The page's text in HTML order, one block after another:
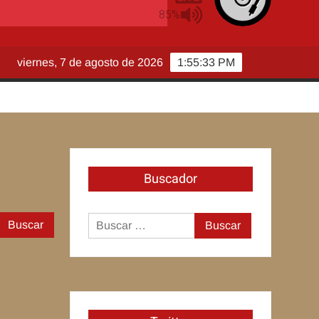
1:55:34 PM
viernes, 7 de agosto de 2026
Buscar:
Buscador
Buscar: